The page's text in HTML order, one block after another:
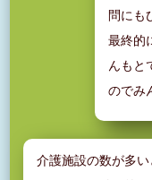
問にも
最終的
んもと
のでみ
介護施設の数が多